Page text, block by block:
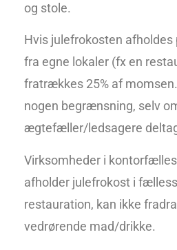
og stole.
Hvis julefrokosten
fra egne lokaler (fx en
fratrækkes 25% af
nogen begrænsning, selv
ægtefæller/ledsagere
Virksomheder i
afholder julefrokost i
restauration, kan ikke
vedrørende mad/drikke.